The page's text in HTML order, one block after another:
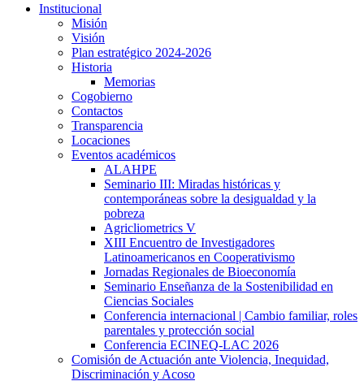
Institucional
Misión
Visión
Plan estratégico 2024-2026
Historia
Memorias
Cogobierno
Contactos
Transparencia
Locaciones
Eventos académicos
ALAHPE
Seminario III: Miradas históricas y
contemporáneas sobre la desigualdad y la
pobreza
Agricliometrics V
XIII Encuentro de Investigadores
Latinoamericanos en Cooperativismo
Jornadas Regionales de Bioeconomía
Seminario Enseñanza de la Sostenibilidad en
Ciencias Sociales
Conferencia internacional | Cambio familiar, roles
parentales y protección social
Conferencia ECINEQ-LAC 2026
Comisión de Actuación ante Violencia, Inequidad,
Discriminación y Acoso